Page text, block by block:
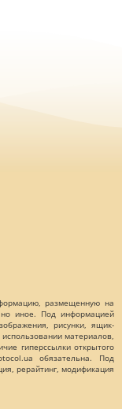
размещенную на
иное. Под информацией
рисунки, ящик-
материалов,
гиперссылки открытого
обязательна. Под
рерайтинг, модификация